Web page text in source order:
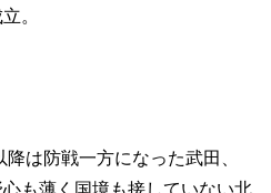
。
は防戦一方になった武田、